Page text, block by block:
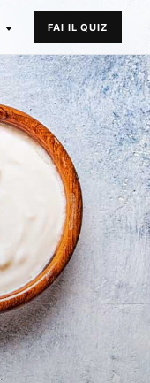
FAI IL QUIZ